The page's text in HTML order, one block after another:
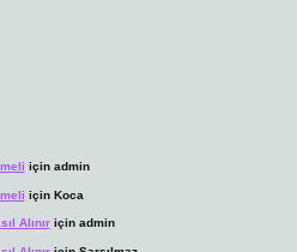
için admin
için Koca
Alınıriçin admin